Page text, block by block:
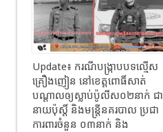
Update៖ ករណីបង្ក្រាបបទល្មើស
គ្រឿងញៀន នៅខេត្តពោធិ៍សាត់
បណ្តាលឲ្យស្លាប់ប៉ូលីស០២នាក់ ជា
នាយប៉ុស្តិ៍ និងមន្រ្តីនគរបាល ប្រជា
ការពារចំនួន ០៣នាក់ និង